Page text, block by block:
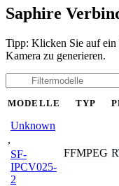
Saphire
Tipp: Klicken Sie auf
Kamera zu generieren.
MODELLE TYP
Unknown
,
SF-
IPCV025-
2
FFMPEG